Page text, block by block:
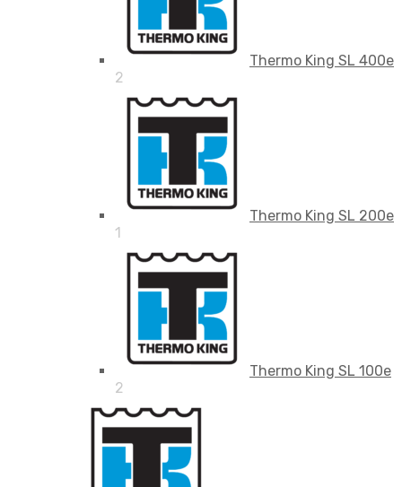
Thermo King SL 400e
2
Thermo King SL 200e
1
Thermo King SL 100e
2